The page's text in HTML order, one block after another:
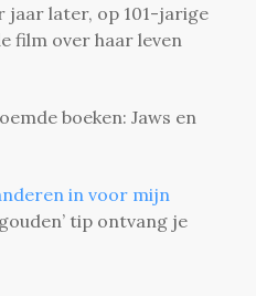
jaar later, op 101-jarige
film over haar leven
boeken: Jaws en
in voor mijn
tip ontvang je